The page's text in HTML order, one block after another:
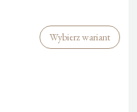
Wybierz wariant